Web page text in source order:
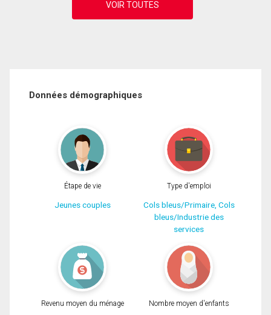
Données démographiques
Étape de vie
Jeunes couples
Type d'emploi
Cols bleus/Primaire, Cols
bleus/Industrie des
services
Revenu moyen du ménage Nombre moyen d'enfants